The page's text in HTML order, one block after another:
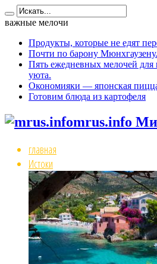
важные мелочи
Продукты, которые не едят
Почти по барону Мюнхгаузену.
Пять ежедневных мелочей
уюта.
Окономияки — японская
Готовим блюда из картофеля
mrus.info
главная
Истоки